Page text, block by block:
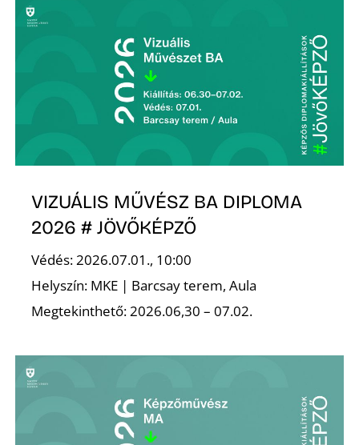
VIZUÁLIS MŰVÉSZ BA DIPLOMA
2026 # JÖVŐKÉPZŐ
Védés: 2026.07.01., 10:00
Helyszín: MKE | Barcsay terem, Aula
Megtekinthető: 2026.06,30 – 07.02.